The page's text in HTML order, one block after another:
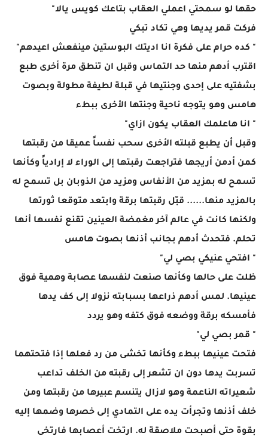
حقها لو سمحتي اعملي العقاب بتاعك كويس يالا"
فركت قمر يديها وهي تكاد تبكي
" كده حرام على فكرة انا اديتك البوستين مينفعش اعيدهم"
اقترب أدهم منها حد التماس وقبل ان تنطق مرة أخرى طبع
بشفتيه على إحدى وجنتيها في قبلة لطيفة مطولة وبصوت
هامس وهو يتوجه ناحية وجنتها الأخرى ببطء
" انا هاعلمك العقاب يكون ازاي"
وقبل أن يطبع قبلته الأخرى سحب نفساً عميقا من رقبتها
كمن أدمن أريجها فتراجعت رقبتها إلى الوراء لا إرادياً وكأنها
تسمح له بمزيد من الأنفاس ومزيد من الذوبان بل تسمح له
بالمزيد منها...... قبّل رقبتها برقة وابتعد متوقعا ثورتها
ولكنها كانت في عالم آخر مغمضة العينين تقنع نفسها أنها
تحلم. فتحدث أدهم بجانب أذنها بصوت هامس
" افتحي عنيكي بصي لي"
ظلت على حالها وكأنها صنعت لنفسها عصابة وهمية فوق
عينيها. لمس أدهم ذراعها بسبابته نزولا إلى كف يدها
فأمسكه برقة ووضعه فوق كتفه وهو يردد
" قمر بصي لي"
فتحت عينيها ببطء وكأنها تخشى من رد فعلها إذا فتحتهما
تسربت يدها دون ان تشعر إلى رقبته من الخلف تداعب
شعيراته الناعمة وهو لازال يتنسم عبيرها من رقبتها ومن
خلف أذنها وتجرأت يده على التمادي إلى خصرها وضمها إليه
بقوة حتى أصبحت ملاصقة له. ارتخت أعصابها فارتخى